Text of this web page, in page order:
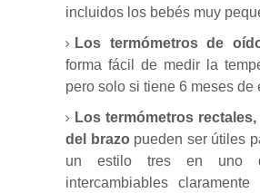
incluidos los bebés muy
Los termómetros de
forma fácil de medir la
pero solo si tiene 6 meses de
Los termómetros
del brazo pueden ser útiles
un estilo tres en uno
intercambiables